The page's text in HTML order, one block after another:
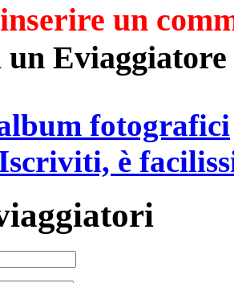
inserire un
un Eviaggiatore
fotografici
è